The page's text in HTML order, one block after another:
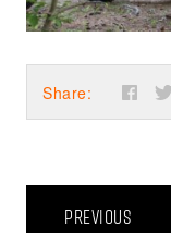
Share:
PREVIOUS